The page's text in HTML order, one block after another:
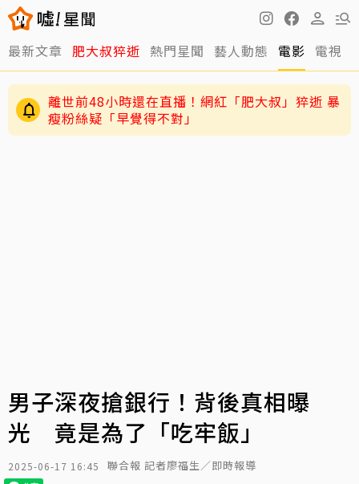
最新文章 肥大叔猝逝 熱門星聞 藝人動態 電影 電視
離世前48小時還在直播！網紅「肥大叔」猝逝 暴
瘦粉絲疑「早覺得不對」
男子深夜搶銀行！背後真相曝
光 竟是為了「吃牢飯」
2025-06-17 16:45 聯合報 記者廖福生／即時報導